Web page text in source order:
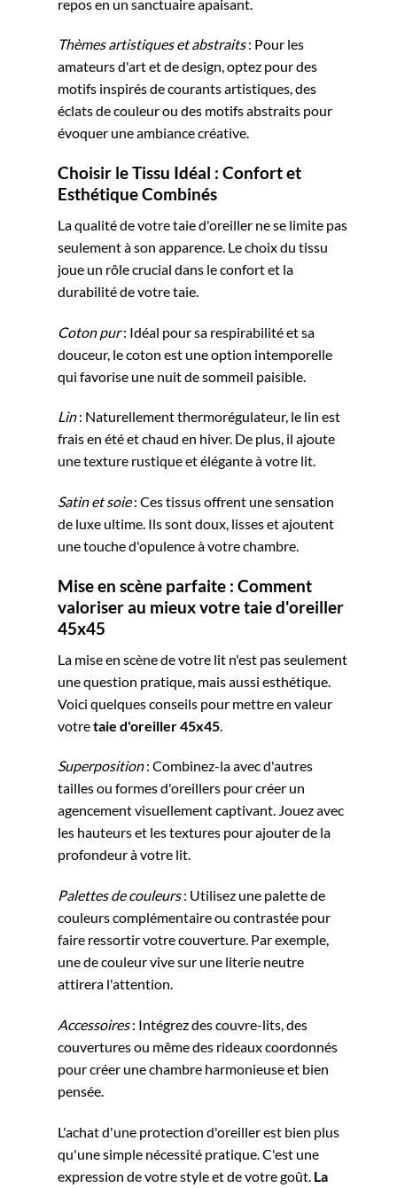
repos en un sanctuaire apaisant.
Thèmes artistiques et abstraits: Pour les
amateurs d'art et de design, optez pour des
motifs inspirés de courants artistiques, des
éclats de couleur ou des motifs abstraits pour
évoquer une ambiance créative.
Choisir le Tissu Idéal : Confort et
Esthétique Combinés
La qualité de votre taie d'oreiller ne se limite pas
seulement à son apparence. Le choix du tissu
joue un rôle crucial dans le confort et la
durabilité de votre taie.
Coton pur: Idéal pour sa respirabilité et sa
douceur, le coton est une option intemporelle
qui favorise une nuit de sommeil paisible.
Lin: Naturellement thermorégulateur, le lin est
frais en été et chaud en hiver. De plus, il ajoute
une texture rustique et élégante à votre lit.
Satin et soie: Ces tissus offrent une sensation
de luxe ultime. Ils sont doux, lisses et ajoutent
une touche d'opulence à votre chambre.
Mise en scène parfaite : Comment
valoriser au mieux votre taie d'oreiller
45x45
La mise en scène de votre lit n'est pas seulement
une question pratique, mais aussi esthétique.
Voici quelques conseils pour mettre en valeur
votretaie d'oreiller 45x45
Superposition: Combinez-la avec d'autres
tailles ou formes d'oreillers pour créer un
agencement visuellement captivant. Jouez avec
les hauteurs et les textures pour ajouter de la
profondeur à votre lit.
Palettes de couleurs: Utilisez une palette de
couleurs complémentaire ou contrastée pour
faire ressortir votre couverture. Par exemple,
une de couleur vive sur une literie neutre
attirera l'attention.
Accessoires: Intégrez des couvre-lits, des
couvertures ou même des rideaux coordonnés
pour créer une chambre harmonieuse et bien
pensée.
L'achat d'une protection d'oreiller est bien plus
qu'une simple nécessité pratique. C'est une
expression de votre style et de votre goût. La